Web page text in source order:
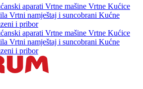
aparati Vrtne mašine Vrtne Kućice
Vrtni namještaj i suncobrani Kućne
i pribor
aparati Vrtne mašine Vrtne Kućice
Vrtni namještaj i suncobrani Kućne
i pribor